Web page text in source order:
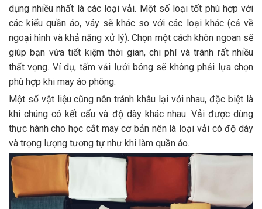
dụng nhiều nhất là các loại vải. Một số loại tốt phù hợp với
các kiểu quần áo, váy sẽ khác so với các loại khác (cả về
ngoại hình và khả năng xử lý). Chọn một cách khôn ngoan sẽ
giúp bạn vừa tiết kiệm thời gian, chi phí và tránh rất nhiều
thất vọng. Ví dụ, tấm vải lưới bóng sẽ không phải lựa chọn
phù hợp khi may áo phông.
Một số vật liệu cũng nên tránh khâu lại với nhau, đặc biệt là
khi chúng có kết cấu và độ dày khác nhau. Vải được dùng
thực hành cho học cắt may cơ bản nên là loại vải có độ dày
và trọng lượng tương tự như khi làm quần áo.